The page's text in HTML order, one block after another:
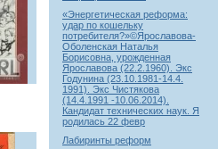
«Энергетическая реформа:
удар по кошельку
потребителя?»©Ярославова-
Оболенская Наталья
Борисовна, урожденная
Ярославова (22.2.1960). Экс
Годунина (23.10.1981-14.4.
1991). Экс Чистякова
(14.4.1991 -10.06.2014).
Кандидат технических наук. Я
родилась 22 февр
Лабиринты реформ